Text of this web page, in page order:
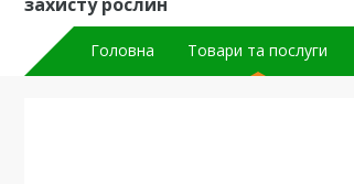
Головна Товари та послуги